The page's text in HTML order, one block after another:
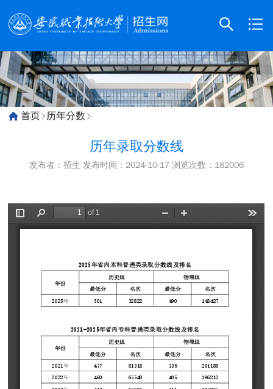
首页 历年分数
历年录取分数线
发布者：招生 发布时间：2024-10-17 浏览次数： 182006